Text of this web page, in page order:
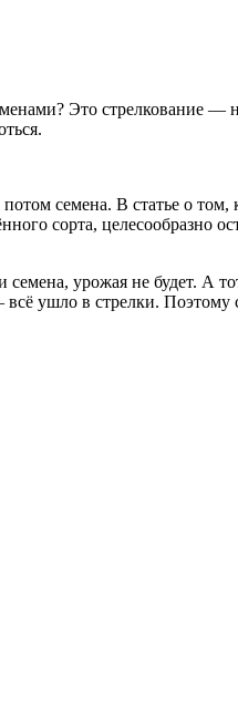
Это стрелкование —
семена. В статье о том,
сорта, целесообразно
урожая не будет. А
ушло в стрелки. Поэтому